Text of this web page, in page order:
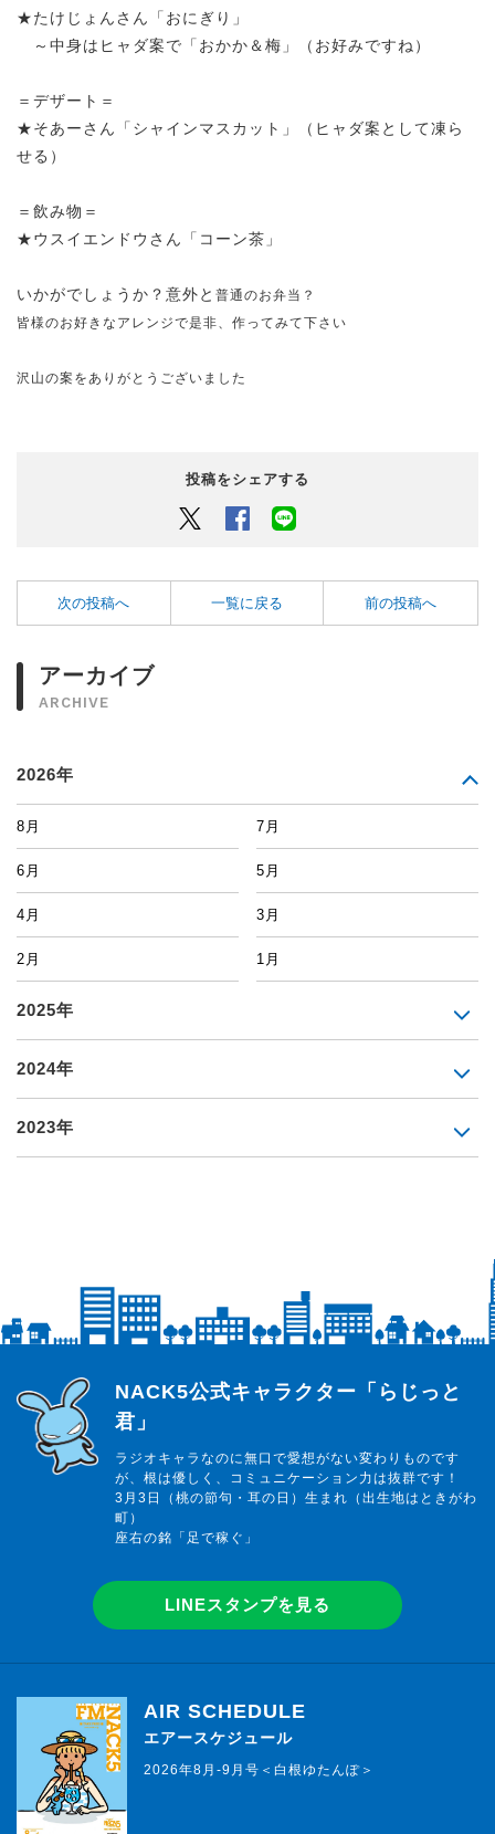
★たけじょんさん「おにぎり」
～中身はヒャダ案で「おかか＆梅」（お好みですね）
＝デザート＝
★そあーさん「シャインマスカット」（ヒャダ案として凍ら
せる）
＝飲み物＝
★ウスイエンドウさん「コーン茶」
いかがでしょうか？意外と 普通のお弁当？
皆様のお好きなアレンジで是非、作ってみて下さい
沢山の案をありがとうございました
投稿をシェアする
Twitter Facebook
次の投稿へ 一覧に戻る 前の投稿へ
アーカイブ
ARCHIVE
2026年
8月 7月
6月 5月
4月 3月
2月 1月
2025年
2024年
2023年
らじっと君
NACK5公式キャラクター「らじっと
君」
ラジオキャラなのに無口で愛想がない変わりものです
が、根は優しく、コミュニケーション力は抜群です！
3月3日（桃の節句・耳の日）生まれ（出生地はときがわ
町）
座右の銘「足で稼ぐ」
LINEスタンプを見る
AIR SCHEDULE
エアースケジュール
2026年8月-9月号＜白根ゆたんぽ＞